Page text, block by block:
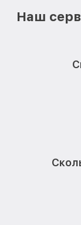
Наш